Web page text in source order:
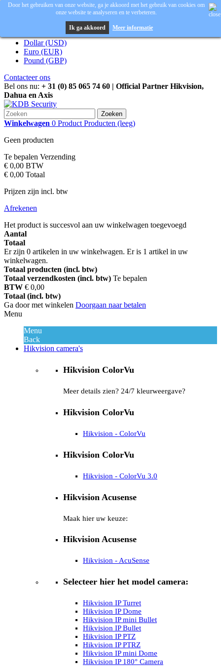
Dollar (USD)
Euro (EUR)
Pound (GBP)
Contacteer ons
Bel ons nu: + 31 (0) 85 065 74 60 | Official Partner Hikvision,
Dahua en Axis
Zoeken
Winkelwagen 0 Product Producten (leeg)
Geen producten
Te bepalen Verzending
€ 0,00 BTW
€ 0,00 Totaal
Prijzen zijn incl. btw
Afrekenen
Het product is succesvol aan uw winkelwagen toegevoegd
Aantal
Totaal
Er zijn 0 artikelen in uw winkelwagen. Er is 1 artikel in uw
winkelwagen.
Totaal producten (incl. btw)
Totaal verzendkosten (incl. btw) Te bepalen
BTW € 0,00
Totaal (incl. btw)
Ga door met winkelen Doorgaan naar betalen
Door het gebruiken van onze website, ga je akkoord met het gebruik van cookies om
onze website te analyseren en te verbeteren.
Ik ga akkoord Meer informatie
Menu
Menu
Back
Hikvision camera's
Hikvision ColorVu
Meer details zien? 24/7 kleurweergave?
Hikvision ColorVu
Hikvision - ColorVu
Hikvision ColorVu
Hikvision - ColorVu 3.0
Hikvision Acusense
Maak hier uw keuze:
Hikvision Acusense
Hikvision - AcuSense
Selecteer hier het model camera:
Hikvision IP Turret
Hikvision IP Dome
Hikvision IP mini Bullet
Hikvision IP Bullet
Hikvision IP PTZ
Hikvision IP PTRZ
Hikvision IP mini Dome
Hikvision IP 180° Camera